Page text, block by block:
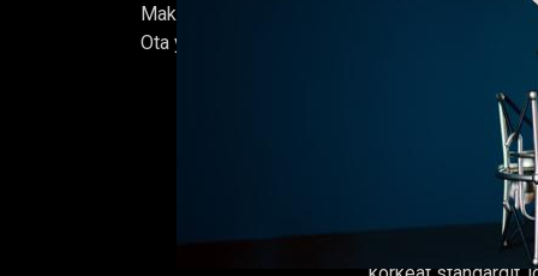
Make Good
Ota yhteyttä
1890. Lähes
vuoden hiljaiselon
kunnostetussa
helmikuussa 2015,
Oluet
ja jokaisen erän on